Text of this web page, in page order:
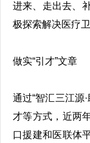
进来、走出去、
极探索解决医疗
做实“引才”文章
通过“智汇三江源
才等方式，近两
口援建和医联体